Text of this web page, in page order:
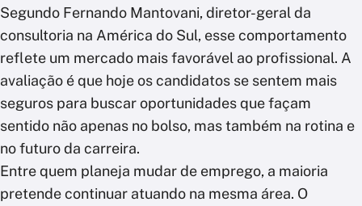
Segundo Fernando Mantovani, diretor-geral da
consultoria na América do Sul, esse comportamento
reflete um mercado mais favorável ao profissional. A
avaliação é que hoje os candidatos se sentem mais
seguros para buscar oportunidades que façam
sentido não apenas no bolso, mas também na rotina e
no futuro da carreira.
Entre quem planeja mudar de emprego, a maioria
pretende continuar atuando na mesma área. O